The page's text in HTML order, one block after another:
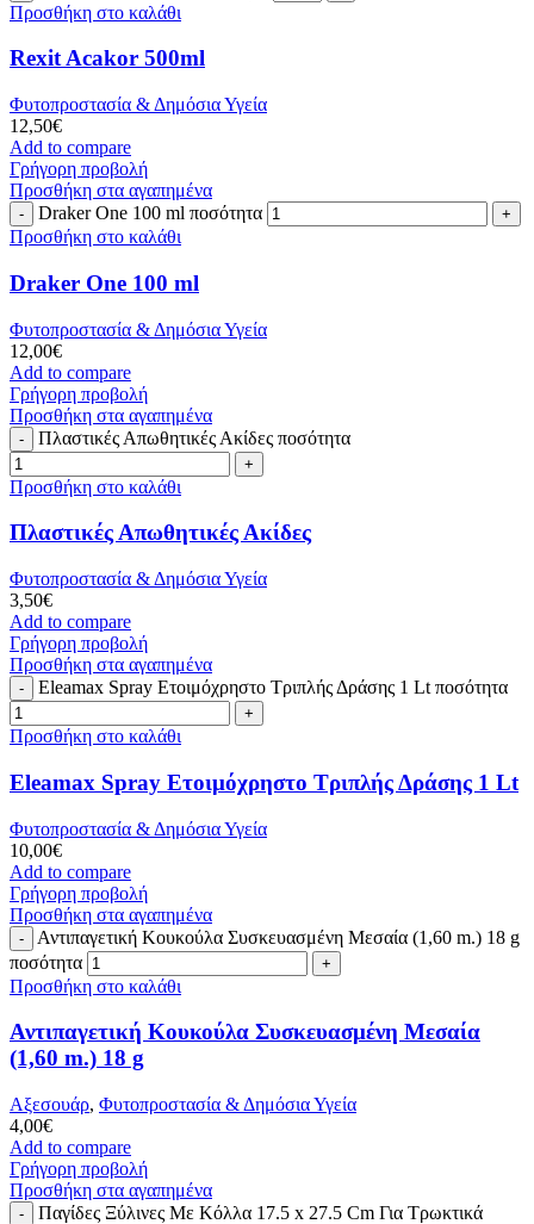
Προσθήκη στο καλάθι
Rexit Acakor 500ml
Φυτοπροστασία & Δημόσια Υγεία
12,50€
Add to compare
Γρήγορη προβολή
Προσθήκη στα αγαπημένα
Draker One 100 ml ποσότητα
Προσθήκη στο καλάθι
Draker One 100 ml
Φυτοπροστασία & Δημόσια Υγεία
12,00€
Add to compare
Γρήγορη προβολή
Προσθήκη στα αγαπημένα
Πλαστικές Απωθητικές Ακίδες ποσότητα
Προσθήκη στο καλάθι
Πλαστικές Απωθητικές Ακίδες
Φυτοπροστασία & Δημόσια Υγεία
3,50€
Add to compare
Γρήγορη προβολή
Προσθήκη στα αγαπημένα
Eleamax Spray Ετοιμόχρηστο Τριπλής Δράσης 1 Lt ποσότητα
Προσθήκη στο καλάθι
Eleamax Spray Ετοιμόχρηστο Τριπλής Δράσης 1 Lt
Φυτοπροστασία & Δημόσια Υγεία
10,00€
Add to compare
Γρήγορη προβολή
Προσθήκη στα αγαπημένα
Αντιπαγετική Κουκούλα Συσκευασμένη Μεσαία (1,60 m.) 18 g
ποσότητα
Προσθήκη στο καλάθι
Αντιπαγετική Κουκούλα Συσκευασμένη Μεσαία
(1,60 m.) 18 g
Αξεσουάρ, Φυτοπροστασία & Δημόσια Υγεία
4,00€
Add to compare
Γρήγορη προβολή
Προσθήκη στα αγαπημένα
Παγίδες Ξύλινες Με Κόλλα 17.5 x 27.5 Cm Για Τρωκτικά